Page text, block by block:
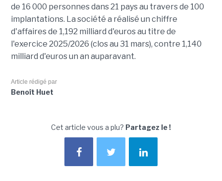
de 16 000 personnes dans 21 pays au travers de 100
implantations. La société a réalisé un chiffre
d'affaires de 1,192 milliard d'euros au titre de
l'exercice 2025/2026 (clos au 31 mars), contre 1,140
milliard d'euros un an auparavant.
Article rédigé par
Benoît Huet
Cet article vous a plu? Partagez le !